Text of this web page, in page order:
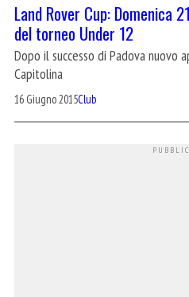
Land Rover Cup: Domenica
del torneo Under 12
Dopo il successo di Padova nuovo
Capitolina
16 Giugno 2015Club